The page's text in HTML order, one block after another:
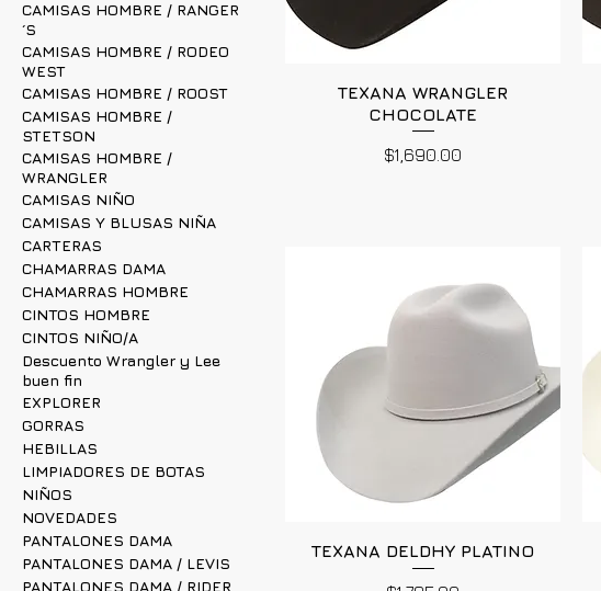
CAMISAS HOMBRE / RANGER
´S
CAMISAS HOMBRE / RODEO
WEST
CAMISAS HOMBRE / ROOST
CAMISAS HOMBRE /
STETSON
CAMISAS HOMBRE /
WRANGLER
CAMISAS NIÑO
CAMISAS Y BLUSAS NIÑA
CARTERAS
CHAMARRAS DAMA
CHAMARRAS HOMBRE
CINTOS HOMBRE
CINTOS NIÑO/A
Descuento Wrangler y Lee
buen fin
EXPLORER
GORRAS
HEBILLAS
LIMPIADORES DE BOTAS
NIÑOS
NOVEDADES
PANTALONES DAMA
PANTALONES DAMA / LEVIS
PANTALONES DAMA / RIDER
TEXANA WRANGLER
CHOCOLATE
Precio
$1,690.00
TEXANA DELDHY PLATINO